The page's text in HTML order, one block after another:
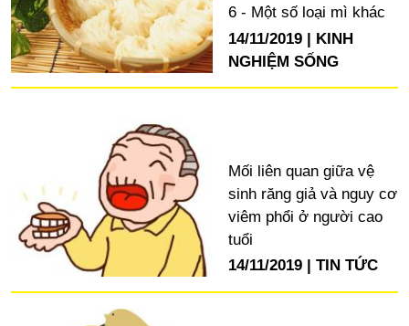
6 - Một số loại mì khác
14/11/2019
KINH
NGHIỆM SỐNG
Mối liên quan giữa vệ
sinh răng giả và nguy cơ
viêm phổi ở người cao
tuổi
14/11/2019
TIN TỨC